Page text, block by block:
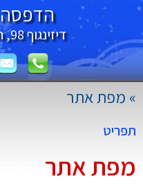
הדפסה
דיזינגוף 98, ת"א
» מפת אתר
תפריט
מפת אתר